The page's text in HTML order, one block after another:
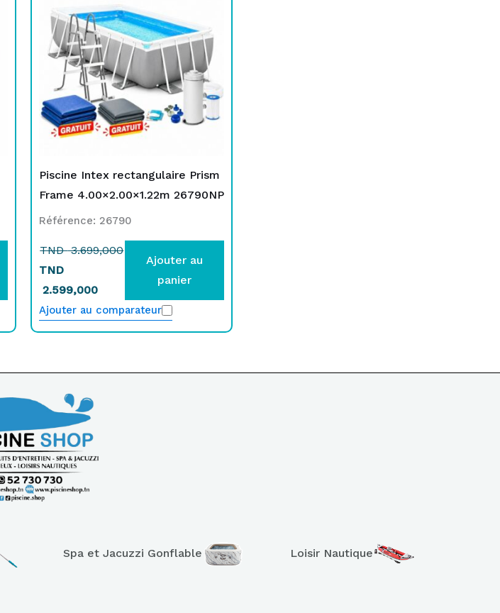
Piscine Intex rectangulaire Prism
Frame 4.00×2.00×1.22m 26790NP
Référence: 26790
TND3.699,000
était :
TND
3.699,000.
TND
2.599,000
est :
TND
2.599,000.
Ajouter au
panier
Ajouter au comparateur
Spa et Jacuzzi Gonflable Loisir Nautique